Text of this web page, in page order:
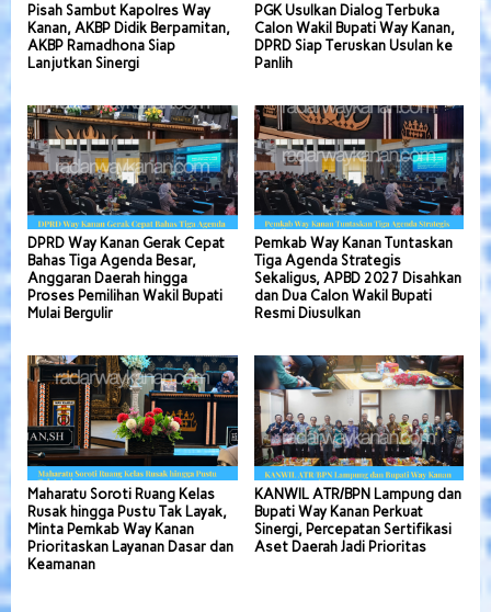
Pisah Sambut Kapolres Way
Kanan, AKBP Didik Berpamitan,
AKBP Ramadhona Siap
Lanjutkan Sinergi
PGK Usulkan Dialog Terbuka
Calon Wakil Bupati Way Kanan,
DPRD Siap Teruskan Usulan ke
Panlih
DPRD Way Kanan Gerak Cepat
Bahas Tiga Agenda Besar,
Anggaran Daerah hingga
Proses Pemilihan Wakil Bupati
Mulai Bergulir
Pemkab Way Kanan Tuntaskan
Tiga Agenda Strategis
Sekaligus, APBD 2027 Disahkan
dan Dua Calon Wakil Bupati
Resmi Diusulkan
Maharatu Soroti Ruang Kelas
Rusak hingga Pustu Tak Layak,
Minta Pemkab Way Kanan
Prioritaskan Layanan Dasar dan
Keamanan
KANWIL ATR/BPN Lampung dan
Bupati Way Kanan Perkuat
Sinergi, Percepatan Sertifikasi
Aset Daerah Jadi Prioritas